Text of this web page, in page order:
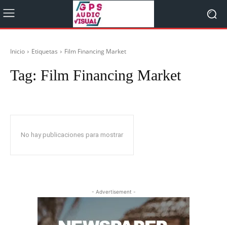
Inicio Etiquetas Film Financing Market
Tag: Film Financing Market
No hay publicaciones para mostrar
- Advertisement -